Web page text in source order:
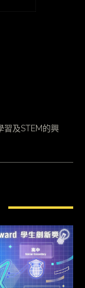
習及STEM的興